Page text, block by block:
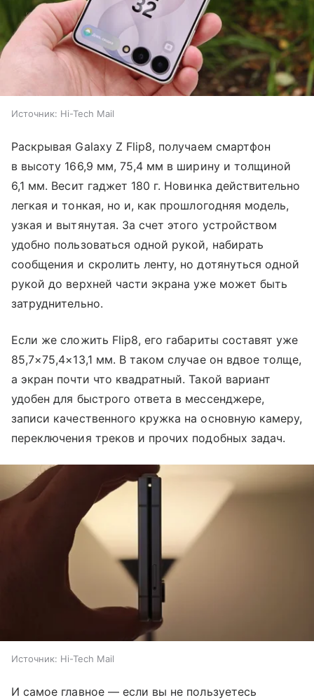
Источник: Hi-Tech Mail
Раскрывая Galaxy Z Flip8, получаем смартфон
в высоту 166,9 мм, 75,4 мм в ширину и толщиной
6,1 мм. Весит гаджет 180 г. Новинка действительно
легкая и тонкая, но и, как прошлогодняя модель,
узкая и вытянутая. За счет этого устройством
удобно пользоваться одной рукой, набирать
сообщения и скролить ленту, но дотянуться одной
рукой до верхней части экрана уже может быть
затруднительно.
Если же сложить Flip8, его габариты составят уже
85,7×75,4×13,1 мм. В таком случае он вдвое толще,
а экран почти что квадратный. Такой вариант
удобен для быстрого ответа в мессенджере,
записи качественного кружка на основную камеру,
переключения треков и прочих подобных задач.
Источник: Hi-Tech Mail
И самое главное — если вы не пользуетесь